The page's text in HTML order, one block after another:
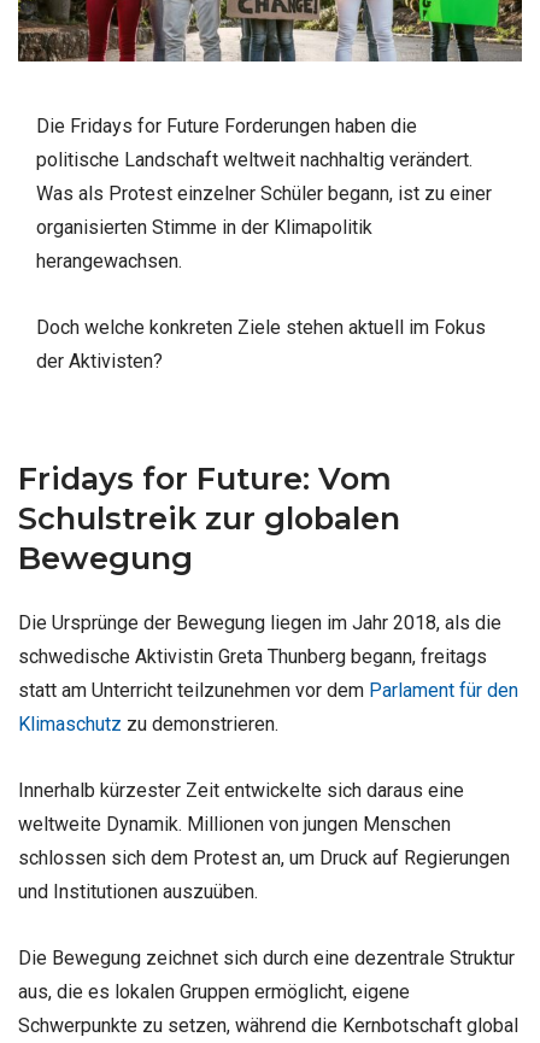
Die Fridays for Future Forderungen haben die
politische Landschaft weltweit nachhaltig verändert.
Was als Protest einzelner Schüler begann, ist zu einer
organisierten Stimme in der Klimapolitik
herangewachsen.
Doch welche konkreten Ziele stehen aktuell im Fokus
der Aktivisten?
Fridays for Future: Vom
Schulstreik zur globalen
Bewegung
Die Ursprünge der Bewegung liegen im Jahr 2018, als die
schwedische Aktivistin Greta Thunberg begann, freitags
statt am Unterricht teilzunehmen vor dem Parlament für den
Klimaschutz zu demonstrieren.
Innerhalb kürzester Zeit entwickelte sich daraus eine
weltweite Dynamik. Millionen von jungen Menschen
schlossen sich dem Protest an, um Druck auf Regierungen
und Institutionen auszuüben.
Die Bewegung zeichnet sich durch eine dezentrale Struktur
aus, die es lokalen Gruppen ermöglicht, eigene
Schwerpunkte zu setzen, während die Kernbotschaft global